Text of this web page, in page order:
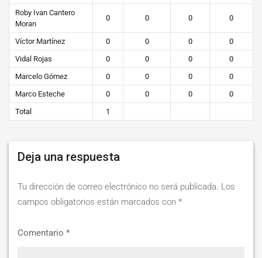
Roby Ivan Cantero
Moran
0 0 0 0
Víctor Martínez 0 0 0
0
Vidal Rojas
0 0 0
0
Marcelo Gómez
0 0 0
0
Marco Esteche
0 0 0
0
Total
1
Deja una respuesta
Tu dirección de correo electrónico no será publicada. Los
campos obligatorios están marcados con *
Comentario *